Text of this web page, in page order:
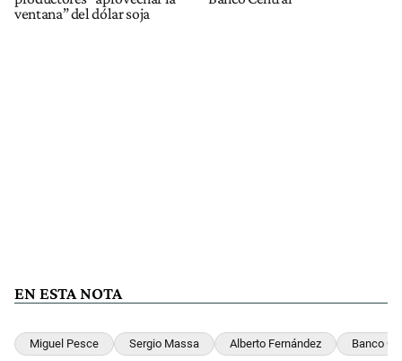
ventana” del dólar soja
EN ESTA NOTA
Miguel Pesce Sergio Massa Alberto Fernández Banco